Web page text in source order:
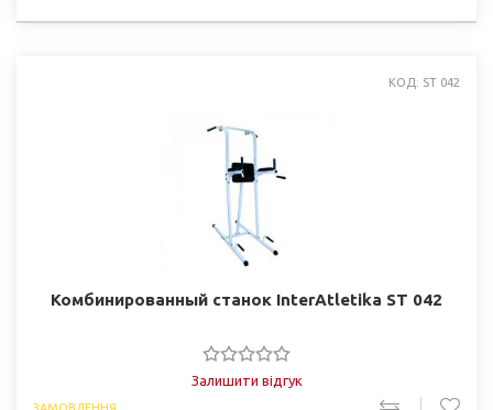
КОД: SТ 042
Комбинированный станок InterAtletika SТ 042
Залишити відгук